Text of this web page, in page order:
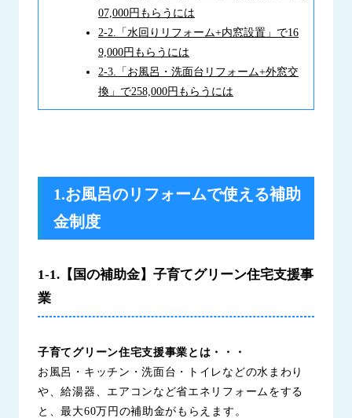
07,000円もらうには
2-2.「水回りリフォーム+内窓設置」で16
9,000円もらうには
2-3.「お風呂・洗面台リフォーム+外窓交
換」で258,000円もらうには
1.お風呂のリフォームで使える補助
金制度
1-1.【国の補助金】子育てグリーン住宅支援事
業
子育てグリーン住宅支援事業とは・・・
お風呂・キッチン・洗面台・トイレなどの水まわり
や、給湯器、エアコンなど省エネリフォームをする
と、最大60万円の補助金がもらえます。